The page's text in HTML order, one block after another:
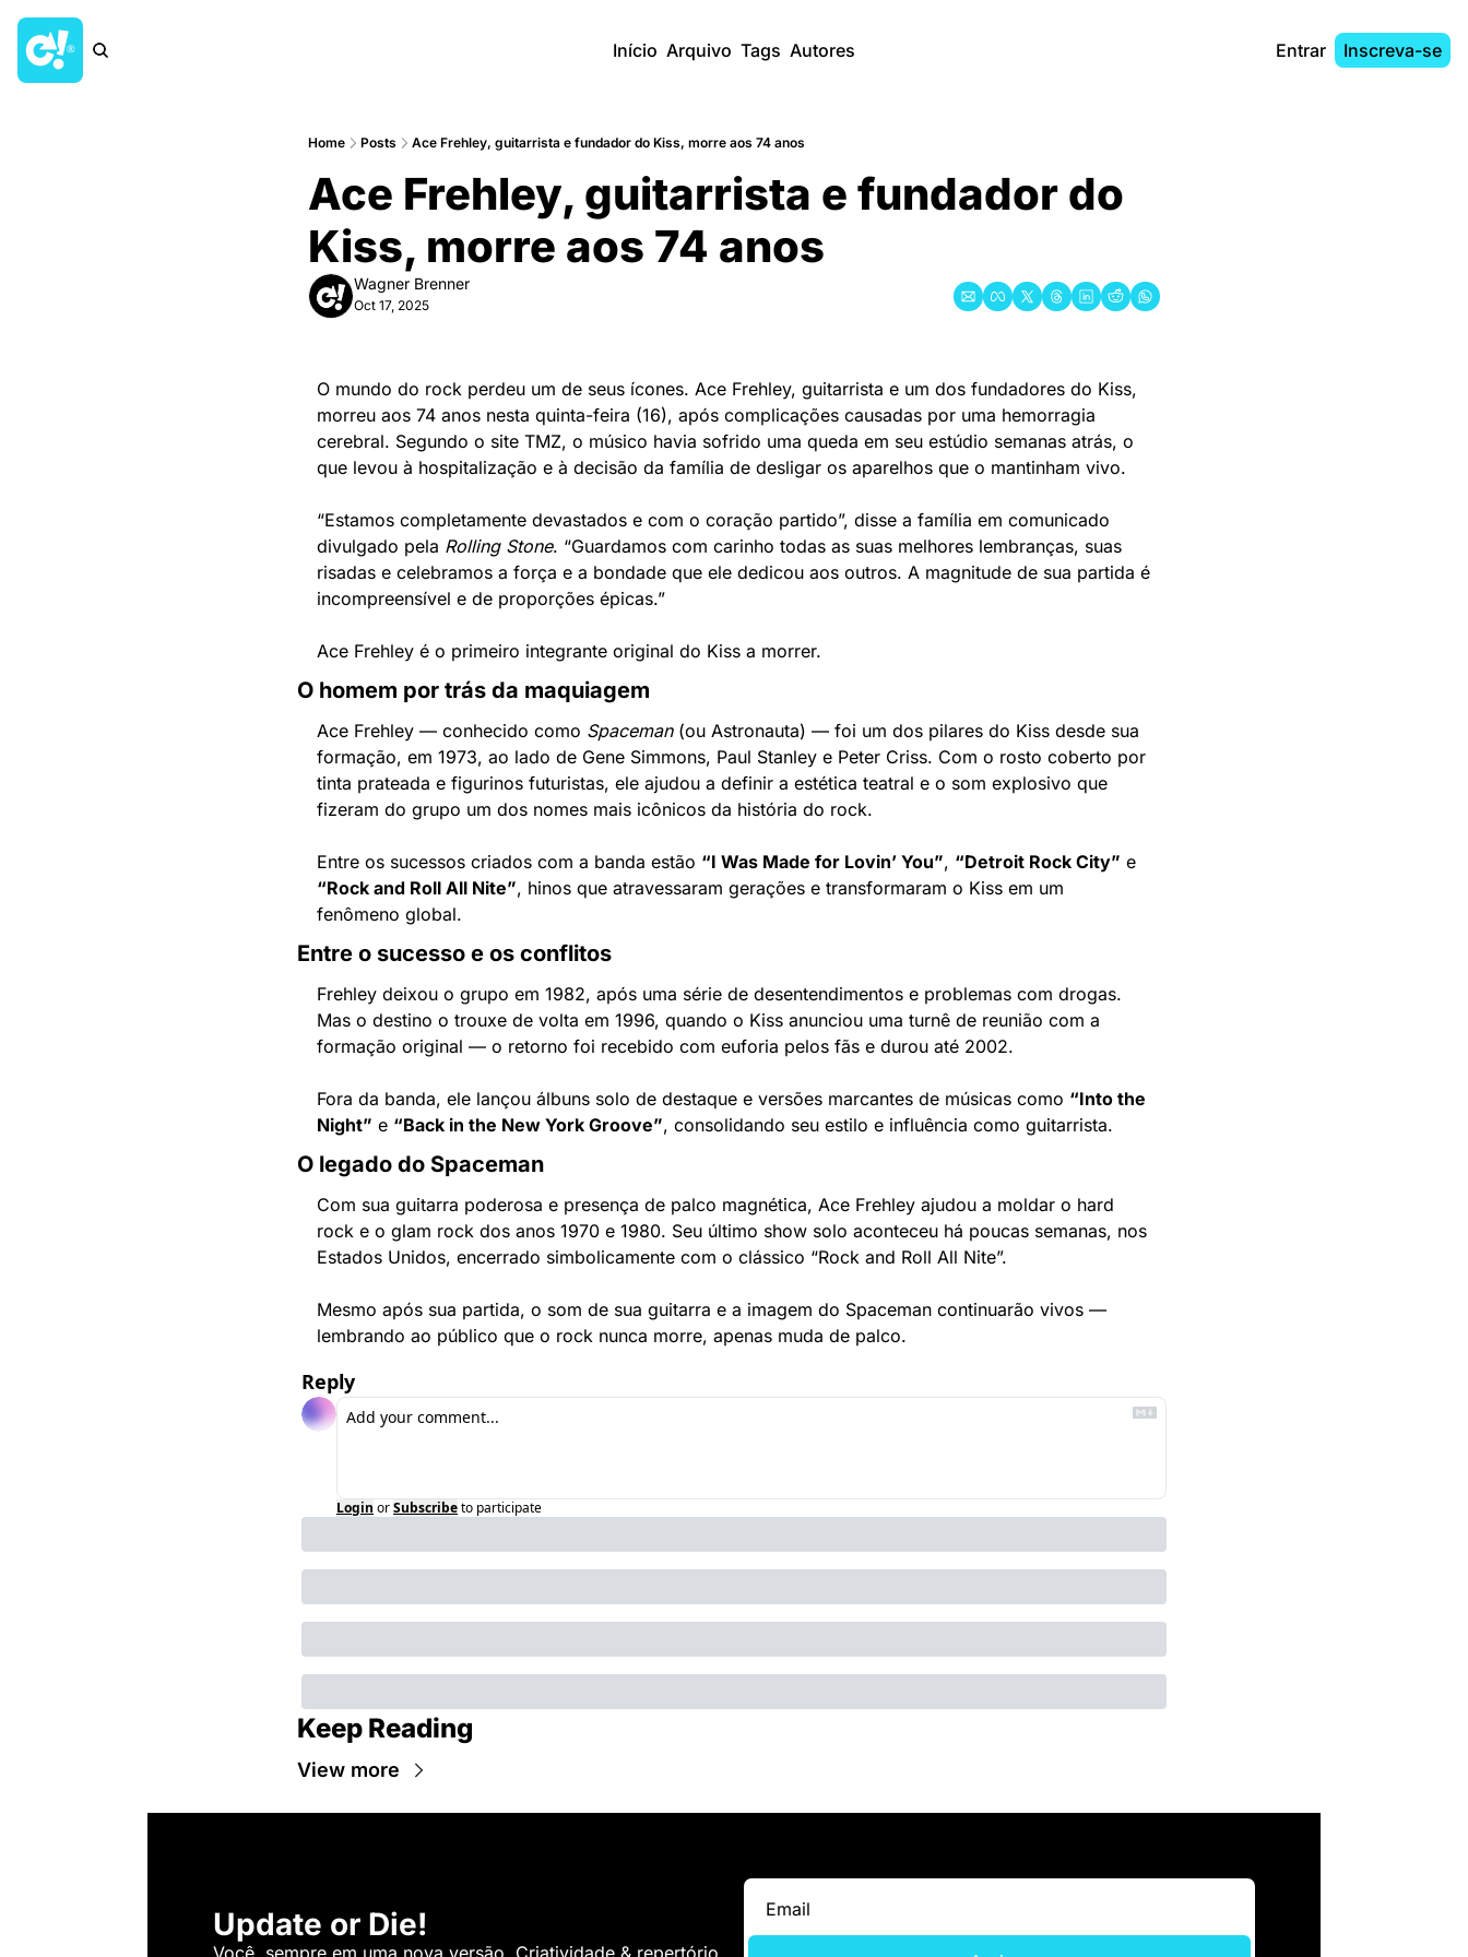
Início Arquivo Tags Autores Entrar Inscreva-se
Home Posts Ace Frehley, guitarrista e fundador do Kiss, morre aos 74 anos
Ace Frehley, guitarrista e fundador do
Kiss, morre aos 74 anos
Wagner Brenner
Oct 17, 2025
O mundo do rock perdeu um de seus ícones. Ace Frehley, guitarrista e um dos fundadores do Kiss,
morreu aos 74 anos nesta quinta-feira (16), após complicações causadas por uma hemorragia
cerebral. Segundo o site TMZ, o músico havia sofrido uma queda em seu estúdio semanas atrás, o
que levou à hospitalização e à decisão da família de desligar os aparelhos que o mantinham vivo.
“Estamos completamente devastados e com o coração partido”, disse a família em comunicado
divulgado pela Rolling Stone. “Guardamos com carinho todas as suas melhores lembranças, suas
risadas e celebramos a força e a bondade que ele dedicou aos outros. A magnitude de sua partida é
incompreensível e de proporções épicas.”
Ace Frehley é o primeiro integrante original do Kiss a morrer.
O homem por trás da maquiagem
Ace Frehley — conhecido como Spaceman (ou Astronauta) — foi um dos pilares do Kiss desde sua
formação, em 1973, ao lado de Gene Simmons, Paul Stanley e Peter Criss. Com o rosto coberto por
tinta prateada e figurinos futuristas, ele ajudou a definir a estética teatral e o som explosivo que
fizeram do grupo um dos nomes mais icônicos da história do rock.
Entre os sucessos criados com a banda estão “I Was Made for Lovin’ You”, “Detroit Rock City”
“Rock and Roll All Nite”, hinos que atravessaram gerações e transformaram o Kiss em um
fenômeno global.
Entre o sucesso e os conflitos
Frehley deixou o grupo em 1982, após uma série de desentendimentos e problemas com drogas.
Mas o destino o trouxe de volta em 1996, quando o Kiss anunciou uma turnê de reunião com a
formação original — o retorno foi recebido com euforia pelos fãs e durou até 2002.
Fora da banda, ele lançou álbuns solo de destaque e versões marcantes de músicas como “Into the
Night” e “Back in the New York Groove”, consolidando seu estilo e influência como guitarrista.
O legado do Spaceman
Com sua guitarra poderosa e presença de palco magnética, Ace Frehley ajudou a moldar o hard
rock e o glam rock dos anos 1970 e 1980. Seu último show solo aconteceu há poucas semanas, nos
Estados Unidos, encerrado simbolicamente com o clássico “Rock and Roll All Nite”.
Mesmo após sua partida, o som de sua guitarra e a imagem do Spaceman continuarão vivos —
lembrando ao público que o rock nunca morre, apenas muda de palco.
Reply
Login orSubscribeto participate
Keep Reading
View more
Update or Die!
Você, sempre em uma nova versão. Criatividade & repertório.